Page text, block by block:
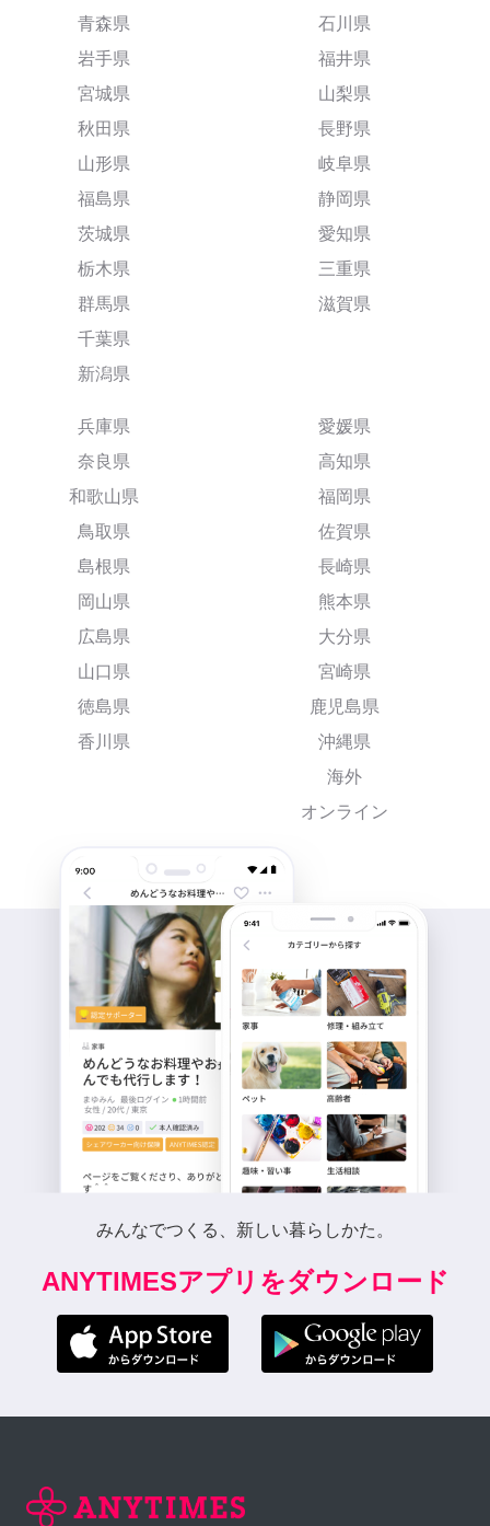
青森県
岩手県
宮城県
秋田県
山形県
福島県
茨城県
栃木県
群馬県
千葉県
新潟県
石川県
福井県
山梨県
長野県
岐阜県
静岡県
愛知県
三重県
滋賀県
兵庫県
奈良県
和歌山県
鳥取県
島根県
岡山県
広島県
山口県
徳島県
香川県
愛媛県
高知県
福岡県
佐賀県
長崎県
熊本県
大分県
宮崎県
鹿児島県
沖縄県
海外
オンライン
みんなでつくる、新しい暮らしかた。
ANYTIMESアプリをダウンロード